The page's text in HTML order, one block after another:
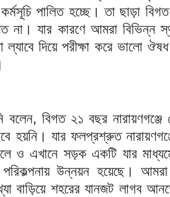
পালিত হচ্ছে। তা ছাড়া
না। যার কারণে আমরা বিভিন্ন
দিয়ে পরীক্ষা করে ভালো
বলেন, বিগত ২১ বছর
হয়নি। যার ফলপ্রশ্রুত
ও এখানে সড়ক একটি যার
উন্নয়ন হয়েছে।
বাড়িয়ে শহরের যানজট লাগব